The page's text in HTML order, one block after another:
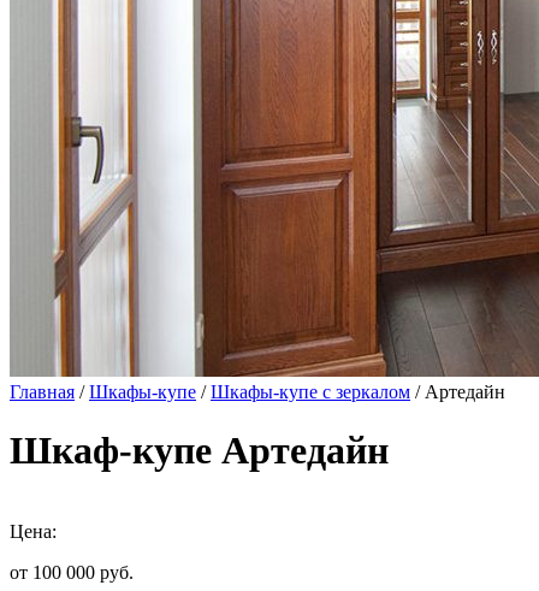
Главная /Шкафы-купе /Шкафы-купе с зеркалом / Артедайн
Шкаф-купе Артедайн
Цена:
от 100 000 руб.